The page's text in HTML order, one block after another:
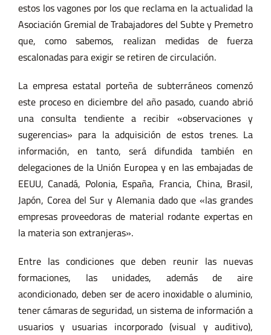
estos los vagones por los que reclama en la actualidad la
Asociación Gremial de Trabajadores del Subte y Premetro
que, como sabemos, realizan medidas de fuerza
escalonadas para exigir se retiren de circulación.
La empresa estatal porteña de subterráneos comenzó
este proceso en diciembre del año pasado, cuando abrió
una consulta tendiente a recibir «observaciones y
sugerencias» para la adquisición de estos trenes. La
información, en tanto, será difundida también en
delegaciones de la Unión Europea y en las embajadas de
EEUU, Canadá, Polonia, España, Francia, China, Brasil,
Japón, Corea del Sur y Alemania dado que «las grandes
empresas proveedoras de material rodante expertas en
la materia son extranjeras».
Entre las condiciones que deben reunir las nuevas
formaciones, las unidades, además de aire
acondicionado, deben ser de acero inoxidable o aluminio,
tener cámaras de seguridad, un sistema de información a
usuarios y usuarias incorporado (visual y auditivo),